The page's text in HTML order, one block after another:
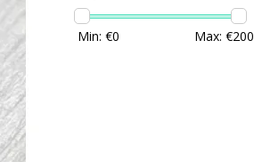
Min: €0 Max: €200